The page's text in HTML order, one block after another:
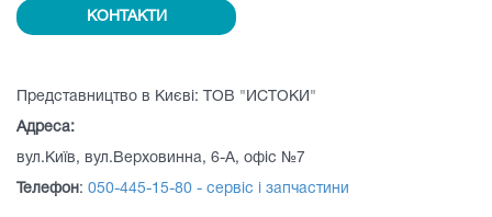
КОНТАКТИ
Представництво в Києві: ТОВ "ИСТОКИ"
Адреса:
вул.Київ, вул.Верховинна, 6-А, офіс №7
Телефон: 050-445-15-80 - сервіс і запчастини